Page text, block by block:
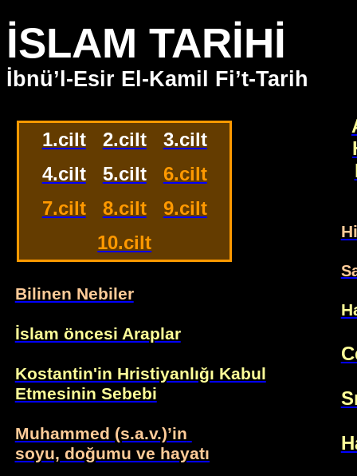
İSLAM TARİHİ
İbnü’l-Esir El-Kamil Fi’t-Tarih
1.cilt 2.cilt
3.cilt
4.cilt
5.cilt
6.cilt
7.cilt
8.cilt
9.cilt
10.cilt
Bilinen Nebiler
İslam öncesi Araplar
Kostantin'in Hristiyanlığı Kabul
Etmesinin Sebebi
Muhammed (s.a.v.)’in
soyu, doğumu ve hayatı